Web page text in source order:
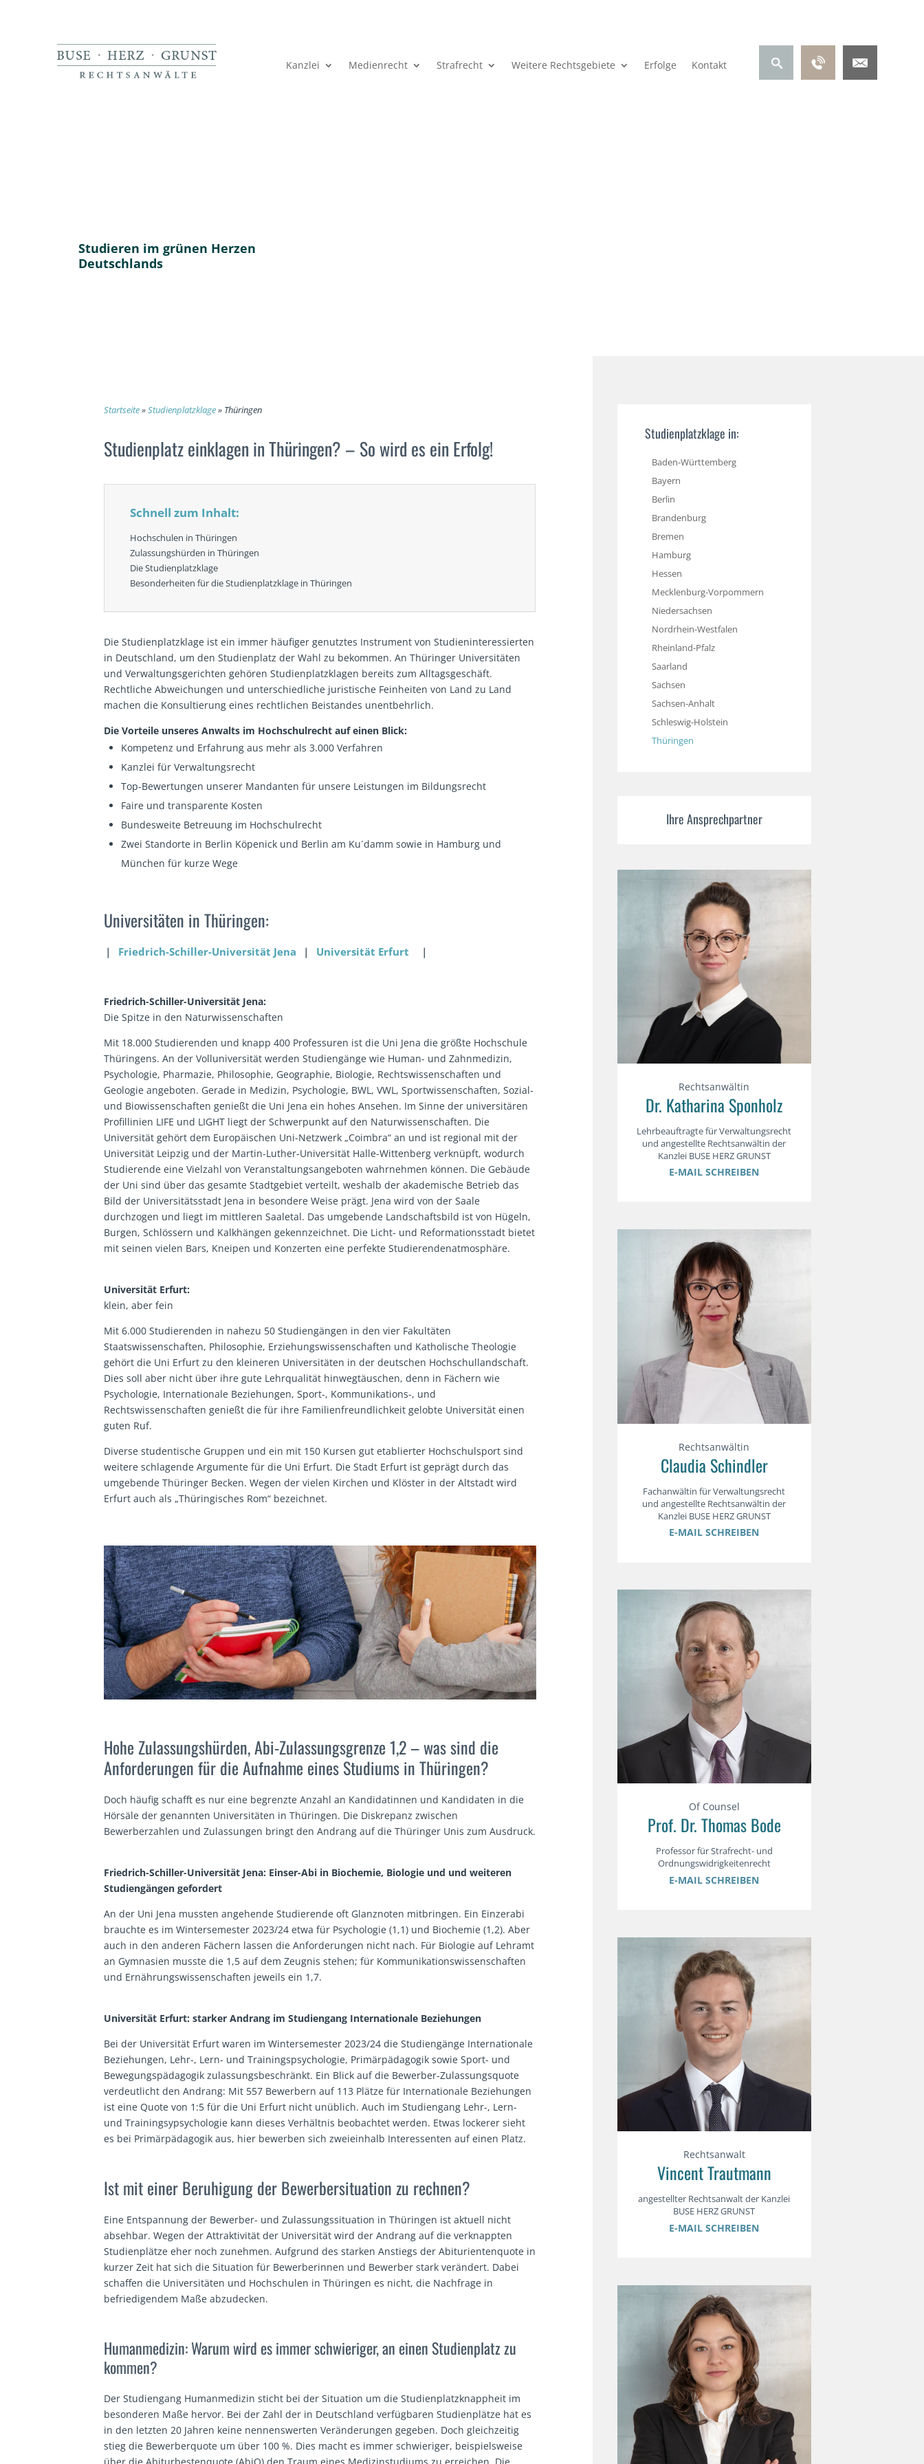
Kanzlei Medienrecht Strafrecht Weitere Rechtsgebiete Erfolge Kontakt
Studieren im grünen Herzen
Deutschlands
Startseite»Studienplatzklage» Thüringen
Studienplatz einklagen in Thüringen? – So wird es ein Erfolg!
Schnell zum Inhalt:
Hochschulen in Thüringen
Zulassungshürden in Thüringen
Die Studienplatzklage
Besonderheiten für die Studienplatzklage in Thüringen
Die Studienplatzklage ist ein immer häufiger genutztes Instrument von Studieninteressierten
in Deutschland, um den Studienplatz der Wahl zu bekommen. An Thüringer Universitäten
und Verwaltungsgerichten gehören Studienplatzklagen bereits zum Alltagsgeschäft.
Rechtliche Abweichungen und unterschiedliche juristische Feinheiten von Land zu Land
machen die Konsultierung eines rechtlichen Beistandes unentbehrlich.
Die Vorteile unseres Anwalts im Hochschulrecht auf einen Blick:
Kompetenz und Erfahrung aus mehr als 3.000 Verfahren
Kanzlei für Verwaltungsrecht
Top-Bewertungen unserer Mandanten für unsere Leistungen im Bildungsrecht
Faire und transparente Kosten
Bundesweite Betreuung im Hochschulrecht
Zwei Standorte in Berlin Köpenick und Berlin am Ku´damm sowie in Hamburg und
München für kurze Wege
Universitäten in Thüringen:
❘ Friedrich-Schiller-Universität Jena ❘ Universität Erfurt ❘
Friedrich-Schiller-Universität Jena:
Die Spitze in den Naturwissenschaften
Mit 18.000 Studierenden und knapp 400 Professuren ist die Uni Jena die größte Hochschule
Thüringens. An der Volluniversität werden Studiengänge wie Human- und Zahnmedizin,
Psychologie, Pharmazie, Philosophie, Geographie, Biologie, Rechtswissenschaften und
Geologie angeboten. Gerade in Medizin, Psychologie, BWL, VWL, Sportwissenschaften, Sozial-
und Biowissenschaften genießt die Uni Jena ein hohes Ansehen. Im Sinne der universitären
Profillinien LIFE und LIGHT liegt der Schwerpunkt auf den Naturwissenschaften. Die
Universität gehört dem Europäischen Uni-Netzwerk „Coimbra“ an und ist regional mit der
Universität Leipzig und der Martin-Luther-Universität Halle-Wittenberg verknüpft, wodurch
Studierende eine Vielzahl von Veranstaltungsangeboten wahrnehmen können. Die Gebäude
der Uni sind über das gesamte Stadtgebiet verteilt, weshalb der akademische Betrieb das
Bild der Universitätsstadt Jena in besondere Weise prägt. Jena wird von der Saale
durchzogen und liegt im mittleren Saaletal. Das umgebende Landschaftsbild ist von Hügeln,
Burgen, Schlössern und Kalkhängen gekennzeichnet. Die Licht- und Reformationsstadt bietet
mit seinen vielen Bars, Kneipen und Konzerten eine perfekte Studierendenatmosphäre.
Universität Erfurt:
klein, aber fein
Mit 6.000 Studierenden in nahezu 50 Studiengängen in den vier Fakultäten
Staatswissenschaften, Philosophie, Erziehungswissenschaften und Katholische Theologie
gehört die Uni Erfurt zu den kleineren Universitäten in der deutschen Hochschullandschaft.
Dies soll aber nicht über ihre gute Lehrqualität hinwegtäuschen, denn in Fächern wie
Psychologie, Internationale Beziehungen, Sport-, Kommunikations-, und
Rechtswissenschaften genießt die für ihre Familienfreundlichkeit gelobte Universität einen
guten Ruf.
Diverse studentische Gruppen und ein mit 150 Kursen gut etablierter Hochschulsport sind
weitere schlagende Argumente für die Uni Erfurt. Die Stadt Erfurt ist geprägt durch das
umgebende Thüringer Becken. Wegen der vielen Kirchen und Klöster in der Altstadt wird
Erfurt auch als „Thüringisches Rom“ bezeichnet.
Hohe Zulassungshürden, Abi-Zulassungsgrenze 1,2 – was sind die
Anforderungen für die Aufnahme eines Studiums in Thüringen?
Doch häufig schafft es nur eine begrenzte Anzahl an Kandidatinnen und Kandidaten in die
Hörsäle der genannten Universitäten in Thüringen. Die Diskrepanz zwischen
Bewerberzahlen und Zulassungen bringt den Andrang auf die Thüringer Unis zum Ausdruck.
Friedrich-Schiller-Universität Jena: Einser-Abi in Biochemie, Biologie und und weiteren
Studiengängen gefordert
An der Uni Jena mussten angehende Studierende oft Glanznoten mitbringen. Ein Einzerabi
brauchte es im Wintersemester 2023/24 etwa für Psychologie (1,1) und Biochemie (1,2). Aber
auch in den anderen Fächern lassen die Anforderungen nicht nach. Für Biologie auf Lehramt
an Gymnasien musste die 1,5 auf dem Zeugnis stehen; für Kommunikationswissenschaften
und Ernährungswissenschaften jeweils ein 1,7.
Universität Erfurt: starker Andrang im Studiengang Internationale Beziehungen
Bei der Universität Erfurt waren im Wintersemester 2023/24 die Studiengänge Internationale
Beziehungen, Lehr-, Lern- und Trainingspsychologie, Primärpädagogik sowie Sport- und
Bewegungspädagogik zulassungsbeschränkt. Ein Blick auf die Bewerber-Zulassungsquote
verdeutlicht den Andrang: Mit 557 Bewerbern auf 113 Plätze für Internationale Beziehungen
ist eine Quote von 1:5 für die Uni Erfurt nicht unüblich. Auch im Studiengang Lehr-, Lern-
und Trainingsypsychologie kann dieses Verhältnis beobachtet werden. Etwas lockerer sieht
es bei Primärpädagogik aus, hier bewerben sich zweieinhalb Interessenten auf einen Platz.
Ist mit einer Beruhigung der Bewerbersituation zu rechnen?
Eine Entspannung der Bewerber- und Zulassungssituation in Thüringen ist aktuell nicht
absehbar. Wegen der Attraktivität der Universität wird der Andrang auf die verknappten
Studienplätze eher noch zunehmen. Aufgrund des starken Anstiegs der Abiturientenquote in
kurzer Zeit hat sich die Situation für Bewerberinnen und Bewerber stark verändert. Dabei
schaffen die Universitäten und Hochschulen in Thüringen es nicht, die Nachfrage in
befriedigendem Maße abzudecken.
Humanmedizin: Warum wird es immer schwieriger, an einen Studienplatz zu
kommen?
Der Studiengang Humanmedizin sticht bei der Situation um die Studienplatzknappheit im
besonderen Maße hervor. Bei der Zahl der in Deutschland verfügbaren Studienplätze hat es
in den letzten 20 Jahren keine nennenswerten Veränderungen gegeben. Doch gleichzeitig
stieg die Bewerberquote um über 100 %. Dies macht es immer schwieriger, beispielsweise
über die Abiturbestenquote (AbiQ) den Traum eines Medizinstudiums zu erreichen. Die
Studienplatzklage in:
Baden-Württemberg
Bayern
Berlin
Brandenburg
Bremen
Hamburg
Hessen
Mecklenburg-Vorpommern
Niedersachsen
Nordrhein-Westfalen
Rheinland-Pfalz
Saarland
Sachsen
Sachsen-Anhalt
Schleswig-Holstein
Thüringen
Ihre Ansprechpartner
Rechtsanwältin
Dr. Katharina Sponholz
Lehrbeauftragte für Verwaltungsrecht
und angestellte Rechtsanwältin der
Kanzlei BUSE HERZ GRUNST
E-MAIL SCHREIBEN
Rechtsanwältin
Claudia Schindler
Fachanwältin für Verwaltungsrecht
und angestellte Rechtsanwältin der
Kanzlei BUSE HERZ GRUNST
E-MAIL SCHREIBEN
Of Counsel
Prof. Dr. Thomas Bode
Professor für Strafrecht- und
Ordnungswidrigkeitenrecht
E-MAIL SCHREIBEN
Rechtsanwalt
Vincent Trautmann
angestellter Rechtsanwalt der Kanzlei
BUSE HERZ GRUNST
E-MAIL SCHREIBEN